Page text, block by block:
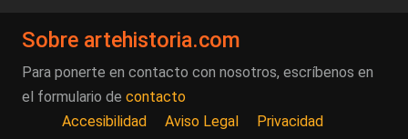
Sobre artehistoria.com
Para ponerte en contacto con nosotros, escríbenos en
el formulario de contacto
Accesibilidad
Aviso Legal Privacidad